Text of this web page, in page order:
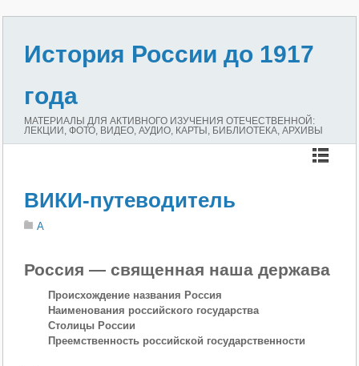
История России до 1917
года
МАТЕРИАЛЫ ДЛЯ АКТИВНОГО ИЗУЧЕНИЯ ОТЕЧЕСТВЕННОЙ:
ЛЕКЦИИ, ФОТО, ВИДЕО, АУДИО, КАРТЫ, БИБЛИОТЕКА, АРХИВЫ
ВИКИ-путеводитель
A
Россия — священная наша держава
Происхождение названия Россия
Наименования российского государства
Столицы России
Преемственность российской государственности